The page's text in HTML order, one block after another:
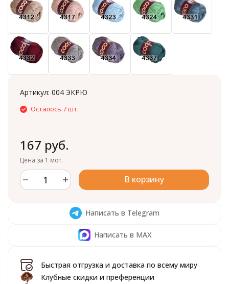
Артикул: 004 ЭКРЮ
Осталось 7 шт.
167 руб.
Цена за 1 мот.
В корзину
Написать в Telegram
Написать в MAX
Быстрая отгрузка и доставка по всему миру
Клубные скидки и преференции